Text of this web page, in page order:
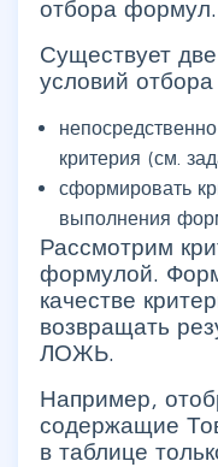
отбора формул.
Существует
условий отбора
критерия (см.
сформировать
выполнения
Рассмотрим
формулой.
качестве
возвращать
ЛОЖЬ.
Например,
содержащие
в таблице